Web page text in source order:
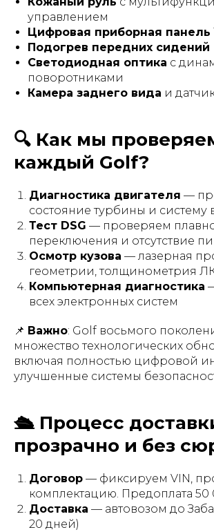
управлением
Цифровая приборная панель
Подогрев передних сидений
Светодиодная оптика с
поворотниками
Камера заднего вида и
🔍 Как мы
каждый Golf?
Диагностика двигателя —
состояние турбины и систему
Тест DSG — проверяем
переключения и отсутствие
Осмотр кузова — лазерная
геометрии, толщинометрия
Компьютерная диагностика
всех электронных систем
📌 Важно: Golf восьмого
множество технологических
включая полностью цифровой
улучшенные системы
🛳️ Процесс
прозрачно и без
Договор — фиксируем VIN,
комплектацию. Предоплата 50
Доставка — автовозом до
20 дней)